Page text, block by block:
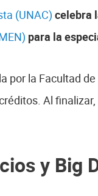
(UNAC) celebra
para la
por la Facultad
Al
y Big